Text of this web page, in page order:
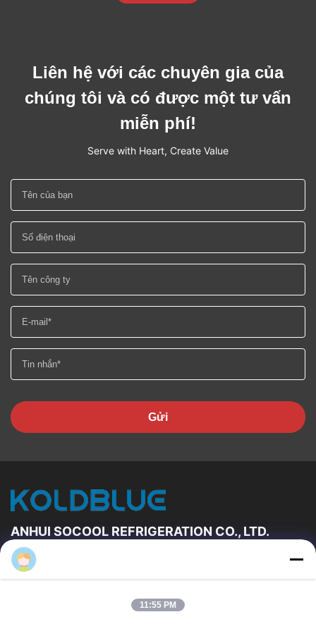
Liên hệ với các chuyên gia của
chúng tôi và có được một tư vấn
miễn phí!
Serve with Heart, Create Value
Gửi
ANHUI SOCOOL REFRIGERATION CO., LTD.
Đường Dẫn Nhanh
Về Chúng Tôi
11:55 PM